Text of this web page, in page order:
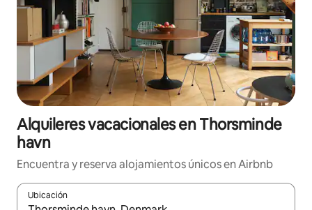
Alquileres vacacionales en Thorsminde
havn
Encuentra y reserva alojamientos únicos en Airbnb
Ubicación